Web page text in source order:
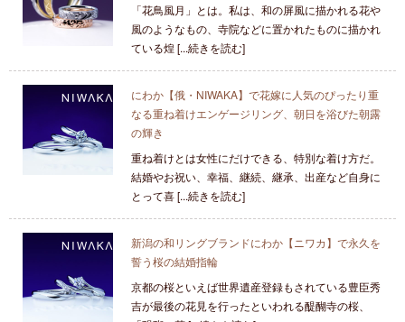
「花鳥風月」とは。私は、和の屏風に描かれる花や
風のようなもの、寺院などに置かれたものに描かれ
ている煌 [...続きを読む]
にわか【俄・NIWAKA】で花嫁に人気のぴったり重
なる重ね着けエンゲージリング、朝日を浴びた朝露
の輝き
重ね着けとは女性にだけできる、特別な着け方だ。
結婚やお祝い、幸福、継続、継承、出産など自身に
とって喜 [...続きを読む]
新潟の和リングブランドにわか【ニワカ】で永久を
誓う桜の結婚指輪
京都の桜といえば世界遺産登録もされている豊臣秀
吉が最後の花見を行ったといわれる醍醐寺の桜、